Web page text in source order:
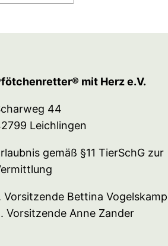
mit Herz e.V.
44
Leichlingen
gemäß §11 TierSchG zur
Vorsitzende Bettina Vogelskamp
Vorsitzende Anne Zander